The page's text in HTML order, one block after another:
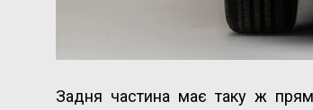
Задня частина має таку ж